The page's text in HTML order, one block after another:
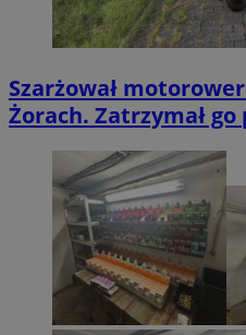
Szarżował
Żorach. Zatrzymał